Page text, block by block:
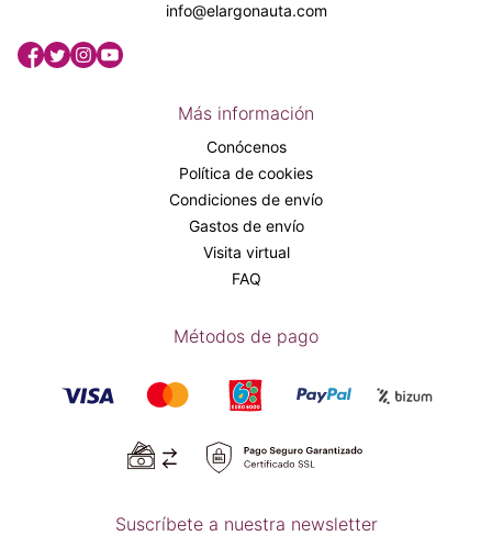
info@elargonauta.com
Más información
Conócenos
Política de cookies
Condiciones de envío
Gastos de envío
Visita virtual
FAQ
Métodos de pago
Suscríbete a nuestra newsletter